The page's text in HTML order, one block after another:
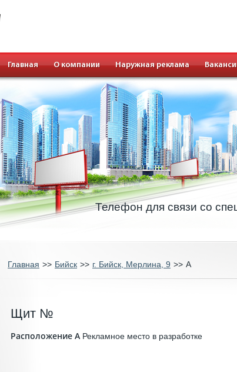
Главная О компании Наружная реклама
Телефон для связи со
Главная >> Бийск >> г. Бийск, Мерлина, 9 >> A
Щит №
Расположение A Рекламное место в разработке